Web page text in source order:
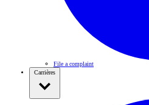
File a complaint
Carrières